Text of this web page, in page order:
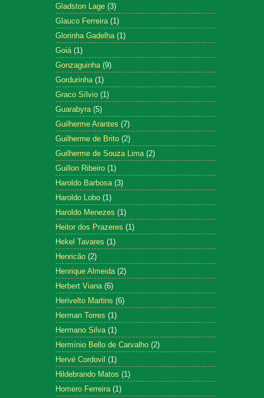
Gladston Lage (3)
Glauco Ferreira (1)
Glorinha Gadelha (1)
Goiá (1)
Gonzaguinha (9)
Gordurinha (1)
Graco Sílvio (1)
Guarabyra (5)
Guilherme Arantes (7)
Guilherme de Brito (2)
Guilherme de Souza Lima (2)
Guillon Ribeiro (1)
Haroldo Barbosa (3)
Haroldo Lobo (1)
Haroldo Menezes (1)
Heitor dos Prazeres (1)
Hekel Tavares (1)
Henricão (2)
Henrique Almeida (2)
Herbert Viana (6)
Herivelto Martins (6)
Herman Torres (1)
Hermano Silva (1)
Hermínio Bello de Carvalho (2)
Hervé Cordovil (1)
Hildebrando Matos (1)
Homero Ferreira (1)